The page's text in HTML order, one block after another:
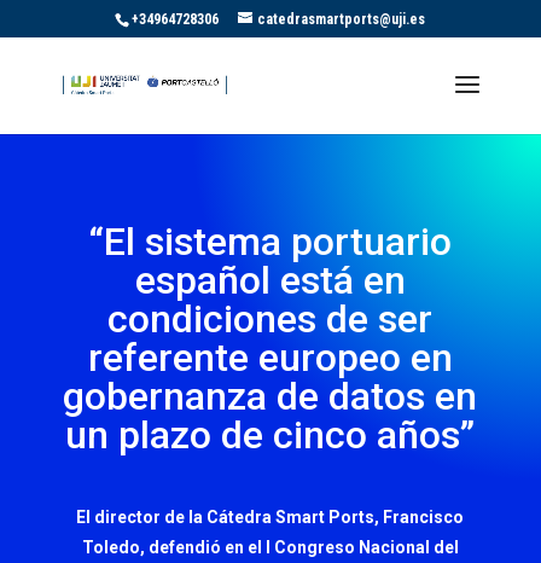
+34964728306 catedrasmartports@uji.es
“El sistema portuario
español está en
condiciones de ser
referente europeo en
gobernanza de datos en
un plazo de cinco años”
El director de la Cátedra Smart Ports, Francisco
Toledo, defendió en el I Congreso Nacional del